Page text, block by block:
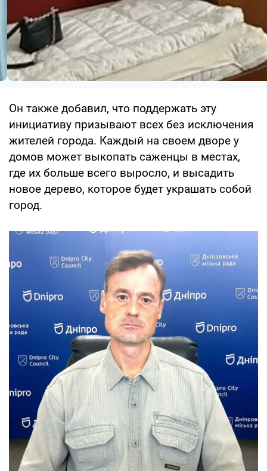
Он также добавил, что поддержать эту
инициативу призывают всех без исключения
жителей города. Каждый на своем дворе у
домов может выкопать саженцы в местах,
где их больше всего выросло, и высадить
новое дерево, которое будет украшать собой
город.